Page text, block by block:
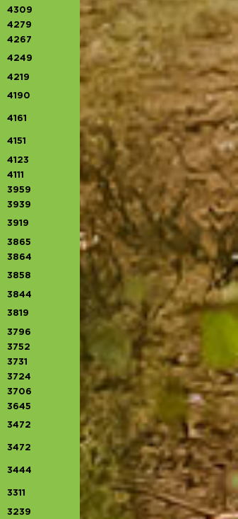
4309
4279
4267
4249
4219
4190
4161
4151
4123
4111
3959
3939
3919
3865
3864
3858
3844
3819
3796
3752
3731
3724
3706
3645
3472
3472
3444
3311
3239